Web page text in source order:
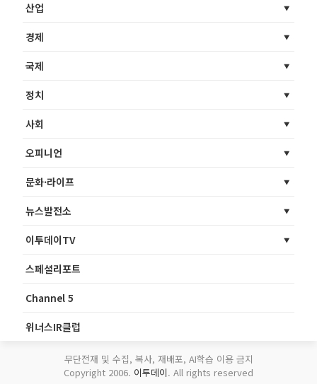
산업
경제
국제
정치
사회
오피니언
문화·라이프
뉴스발전소
이투데이TV
스페셜리포트
Channel 5
위너스IR클럽
무단전재 및 수집, 복사, 재배포, AI학습 이용 금지
Copyright 2006. 이투데이. All rights reserved